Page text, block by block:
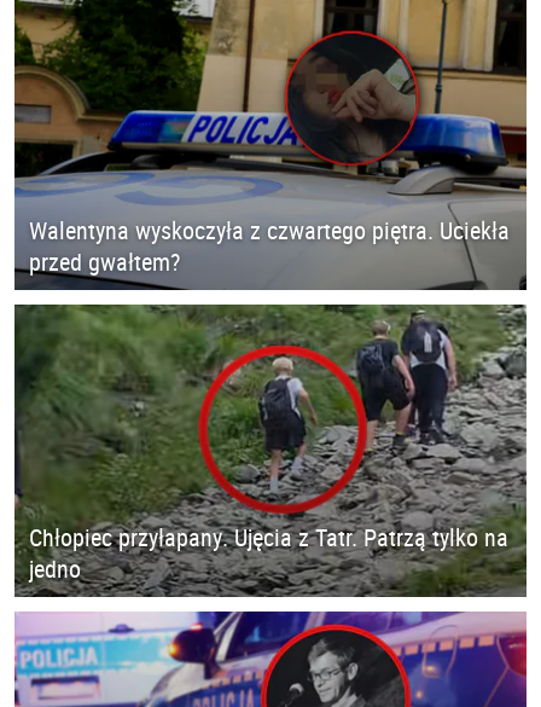
Walentyna wyskoczyła z czwartego piętra. Uciekła
przed gwałtem?
Chłopiec przyłapany. Ujęcia z Tatr. Patrzą tylko na
jedno